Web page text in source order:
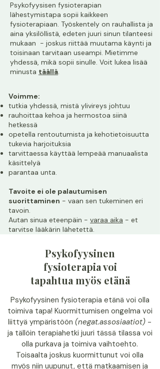
Psykofyysisen fysioterapian
lähestymistapa sopii kaikkeen
fysioterapiaan. Työskentely on rauhallista ja
aina yksilöllistä, edeten juuri sinun tilanteesi
mukaan - joskus riittää muutama käynti ja
toisinaan tarvitaan useampi. Mietimme
yhdessä, mikä sopii sinulle. Voit lukea lisää
minusta täällä.
Voimme:
tutkia yhdessä, mistä ylivireys johtuu
rauhoittaa kehoa ja hermostoa siinä
hetkessä
opetella rentoutumista ja kehotietoisuutta
tukevia harjoituksia
tarvittaessa käyttää lempeää manuaalista
käsittelyä
parantaa unta.
Tavoite ei ole palautumisen
suorittaminen - vaan sen tukeminen eri
tavoin.
Autan sinua eteenpäin - varaa aika - et
tarvitse lääkärin lähetettä.
Psykofyysinen
fysioterapia voi
tapahtua myös etänä
Psykofyysinen fysioterapia etänä voi olla
toimiva tapa! Kuormittumisen ongelma voi
liittyä ympäristöön (negat.assosiaatiot) -
ja tällöin terapiahetki juuri tässä tilassa voi
olla purkava ja toimiva vaihtoehto.
Toisaalta joskus kuormittunut voi olla
myös niin uupunut, että matkaamisen ja